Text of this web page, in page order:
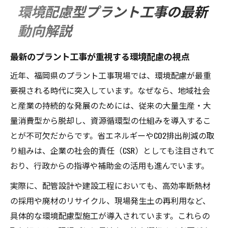
環境配慮型プラント工事の最新
動向解説
最新のプラント工事が重視する環境配慮の視点
近年、福岡県のプラント工事現場では、環境配慮が最重
要視される時代に突入しています。なぜなら、地域社会
と産業の持続的な発展のためには、従来の大量生産・大
量消費型から脱却し、資源循環型の仕組みを導入するこ
とが不可欠だからです。省エネルギーやCO2排出削減の取
り組みは、企業の社会的責任（CSR）としても注目されて
おり、行政からの指導や補助金の活用も進んでいます。
実際に、配管設計や建設工程においても、高効率断熱材
の採用や廃材のリサイクル、現場発生土の再利用など、
具体的な環境配慮型施工が導入されています。これらの